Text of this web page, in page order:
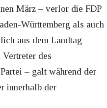
März – verlor die FDP
Württemberg als auch
aus dem Landtag
des
– galt während der
innerhalb der